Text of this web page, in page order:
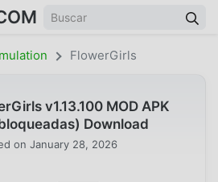
FlowerGirls
v1.13.100 MOD APK
Download
on January 28, 2026